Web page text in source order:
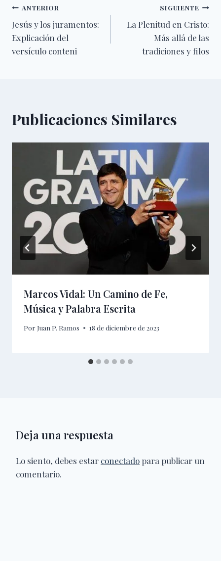
Navegación
de
entradas
ANTERIOR
Jesús y los juramentos:
Explicación del
versículo conteni
SIGUIENTE
La Plenitud en Cristo:
Más allá de las
tradiciones y filos
Publicaciones Similares
Marcos Vidal: Un Camino de Fe,
Música y Palabra Escrita
Por Juan P. Ramos 18 de diciembre de 2023
Deja una respuesta
Lo siento, debes estar conectado para publicar un
comentario.